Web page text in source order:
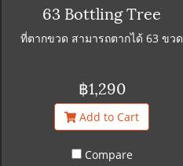
63 Bottling Tree
ที่ตากขวด สามารถตากได้ 63 ขวด
฿1,290
Add to Cart
Compare